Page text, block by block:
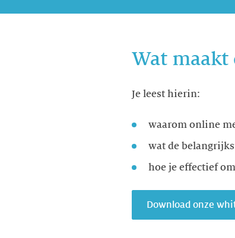
Wat maakt
Je leest hierin:
waarom online
wat de
hoe je effectief
Download onze